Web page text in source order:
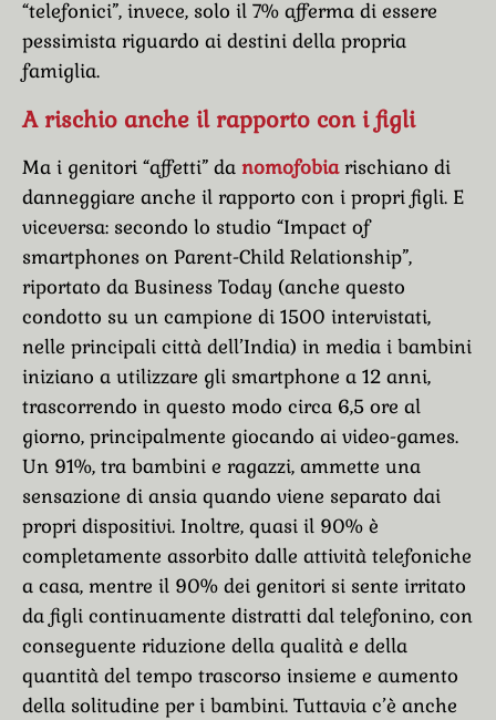
“telefonici”, invece, solo il 7% afferma di essere
pessimista riguardo ai destini della propria
famiglia.
A rischio anche il rapporto con i figli
Ma i genitori “affetti” da nomofobia rischiano di
danneggiare anche il rapporto con i propri figli. E
viceversa: secondo lo studio “Impact of
smartphones on Parent-Child Relationship”,
riportato da Business Today (anche questo
condotto su un campione di 1500 intervistati,
nelle principali città dell’India) in media i bambini
iniziano a utilizzare gli smartphone a 12 anni,
trascorrendo in questo modo circa 6,5 ​​ore al
giorno, principalmente giocando ai video-games.
Un 91%, tra bambini e ragazzi, ammette una
sensazione di ansia quando viene separato dai
propri dispositivi. Inoltre, quasi il 90% è
completamente assorbito dalle attività telefoniche
a casa, mentre il 90% dei genitori si sente irritato
da figli continuamente distratti dal telefonino, con
conseguente riduzione della qualità e della
quantità del tempo trascorso insieme e aumento
della solitudine per i bambini. Tuttavia c’è anche